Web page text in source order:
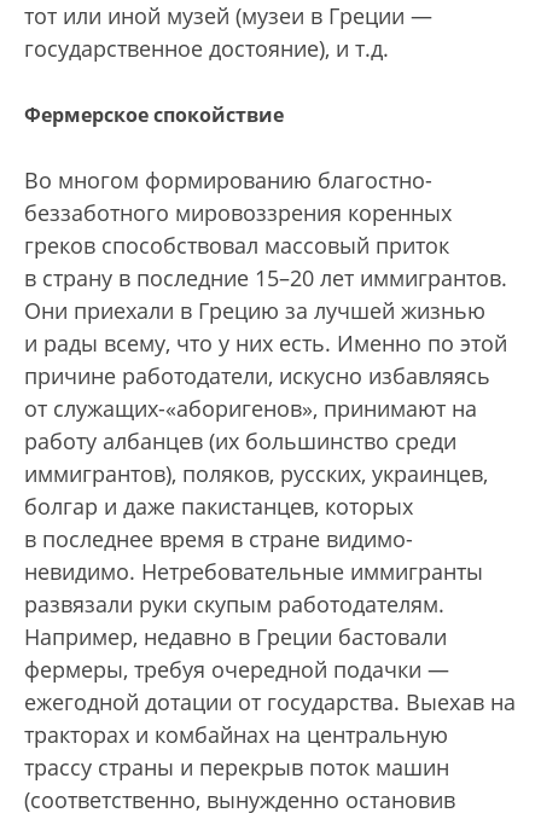
тот или иной музей (музеи в Греции —
государственное достояние), и т.д.
Фермерское спокойствие
Во многом формированию благостно-
беззаботного мировоззрения коренных
греков способствовал массовый приток
в страну в последние 15–20 лет иммигрантов.
Они приехали в Грецию за лучшей жизнью
и рады всему, что у них есть. Именно по этой
причине работодатели, искусно избавляясь
от служащих-«аборигенов», принимают на
работу албанцев (их большинство среди
иммигрантов), поляков, русских, украинцев,
болгар и даже пакистанцев, которых
в последнее время в стране видимо-
невидимо. Нетребовательные иммигранты
развязали руки скупым работодателям.
Например, недавно в Греции бастовали
фермеры, требуя очередной подачки —
ежегодной дотации от государства. Выехав на
тракторах и комбайнах на центральную
трассу страны и перекрыв поток машин
(соответственно, вынужденно остановив